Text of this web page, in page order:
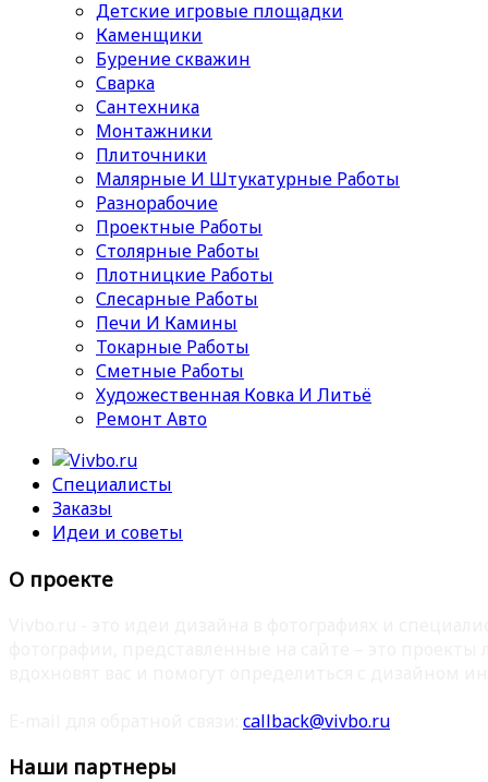
Детские игровые площадки
Каменщики
Бурение скважин
Сварка
Сантехника
Монтажники
Плиточники
Малярные И Штукатурные Работы
Разнорабочие
Проектные Работы
Столярные Работы
Плотницкие Работы
Слесарные Работы
Печи И Камины
Токарные Работы
Сметные Работы
Художественная Ковка И Литьё
Ремонт Авто
Специалисты
Заказы
Идеи и советы
О проекте
callback@vivbo.ru
Наши партнеры